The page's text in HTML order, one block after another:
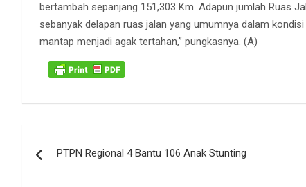
bertambah sepanjang 151,303 Km. Adapun jumlah Ruas
sebanyak delapan ruas jalan yang umumnya dalam
mantap menjadi agak tertahan,” pungkasnya. (A)
pos
PTPN Regional 4 Bantu 106 Anak Stunting